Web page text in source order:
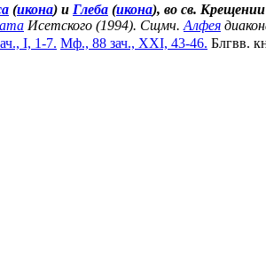
(икона) и Глеба (икона), во св.
Исетского (1994). Сщмч. Алфея
I, 1-7. Мф., 88 зач., XXI, 43-46. Блгвв.